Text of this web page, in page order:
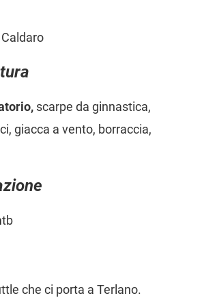
scarpe da ginnastica,
giacca a vento, borraccia,
che ci porta a Terlano.